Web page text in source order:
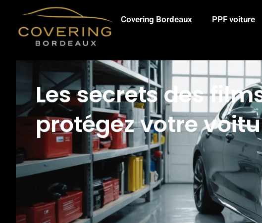
Covering Bordeaux PPF voiture
Les secrets des
protégez votre